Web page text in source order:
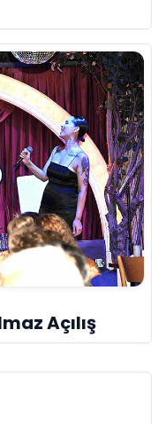
Açılış